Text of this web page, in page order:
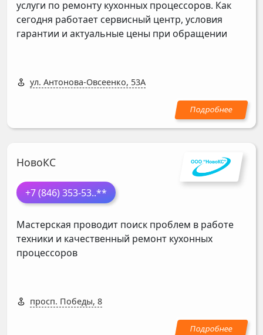
услуги по ремонту кухонных процессоров. Как
сегодня работает сервисный центр, условия
гарантии и актуальные цены при обращении
ул. Антонова-Овсеенко, 53А
НовоКС
+7 (846) 353-53..**
Мастерская проводит поиск проблем в работе
техники и качественный ремонт кухонных
процессоров
просп. Победы, 8